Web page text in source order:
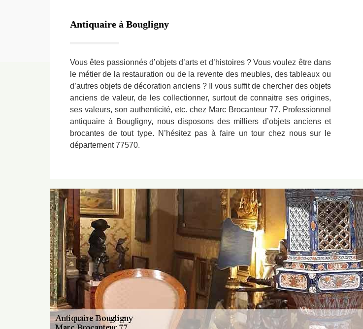
Antiquaire à Bougligny
Vous êtes passionnés d’objets d’arts et d’histoires ? Vous voulez être dans
le métier de la restauration ou de la revente des meubles, des tableaux ou
d’autres objets de décoration anciens ? Il vous suffit de chercher des objets
anciens de valeur, de les collectionner, surtout de connaitre ses origines,
ses valeurs, son authenticité, etc. chez Marc Brocanteur 77. Professionnel
antiquaire à Bougligny, nous disposons des milliers d’objets anciens et
brocantes de tout type. N’hésitez pas à faire un tour chez nous sur le
département 77570.